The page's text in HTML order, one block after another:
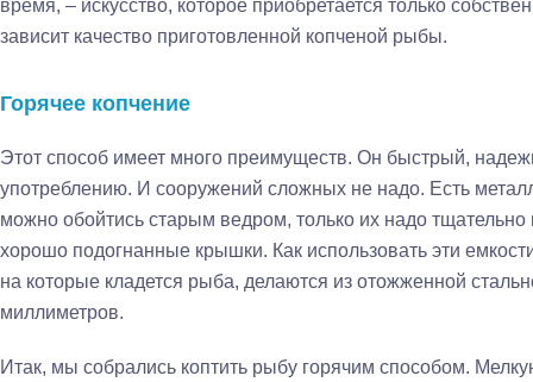
время, – искусство, которое приобретается только
зависит качество приготовленной копченой рыбы.
Горячее копчение
Этот способ имеет много преимуществ. Он быстрый,
употреблению. И сооружений сложных не надо. Есть
можно обойтись старым ведром, только их надо тщательно
хорошо подогнанные крышки. Как использовать эти
на которые кладется рыба, делаются из отожженной
миллиметров.
Итак, мы собрались коптить рыбу горячим способом.